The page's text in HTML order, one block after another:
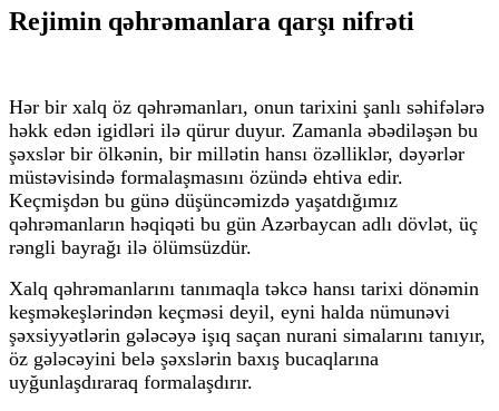
Rejimin qəhrəmanlara qarşı nifrəti
Hər bir xalq öz qəhrəmanları, onun tarixini şanlı səhifələrə
həkk edən igidləri ilə qürur duyur. Zamanla əbədiləşən bu
şəxslər bir ölkənin, bir millətin hansı özəlliklər, dəyərlər
müstəvisində formalaşmasını özündə ehtiva edir.
Keçmişdən bu günə düşüncəmizdə yaşatdığımız
qəhrəmanların həqiqəti bu gün Azərbaycan adlı dövlət, üç
rəngli bayrağı ilə ölümsüzdür.
Xalq qəhrəmanlarını tanımaqla təkcə hansı tarixi dönəmin
keşməkeşlərindən keçməsi deyil, eyni halda nümunəvi
şəxsiyyətlərin gələcəyə işıq saçan nurani simalarını tanıyır,
öz gələcəyini belə şəxslərin baxış bucaqlarına
uyğunlaşdıraraq formalaşdırır.